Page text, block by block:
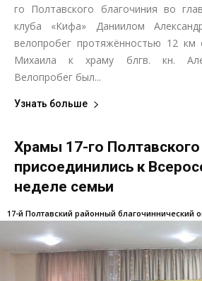
го Полтавского благочиния во
клуба «Кифа» Даниилом
велопробег протяжённостью 12 км
Михаила к храму блгв. кн.
Велопробег был...
Узнать больше
Храмы 17-го
присоединились к
неделе семьи
17-й Полтавский районный благочиннический